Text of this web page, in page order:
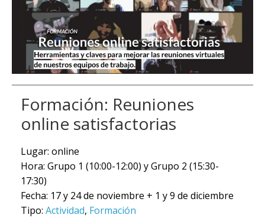
Formación: Reuniones
online satisfactorias
Lugar: online
Hora: Grupo 1 (10:00-12:00) y Grupo 2 (15:30-
17:30)
Fecha: 17 y 24 de noviembre + 1 y 9 de diciembre
Tipo: Actividad, Formación